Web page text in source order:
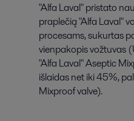
"Alfa Laval" pristato
praplečią "Alfa Laval"
procesams, sukurtas
vienpakopis vožtuvas
"Alfa Laval" Aseptic
išlaidas net iki 45%,
Mixproof valve).